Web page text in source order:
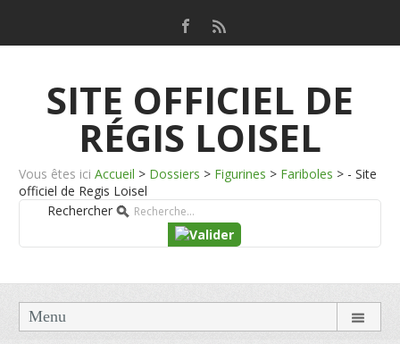
SITE OFFICIEL DE
RÉGIS LOISEL
Vous êtes ici Accueil > Dossiers > Figurines > Fariboles > - Site
officiel de Regis Loisel
Rechercher
Menu